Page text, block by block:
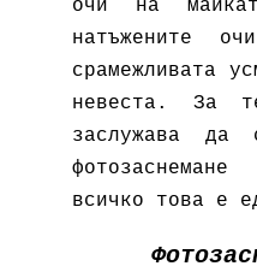
очи на
натъжените
срамежливата
невеста. За
заслужава да
всичко това е